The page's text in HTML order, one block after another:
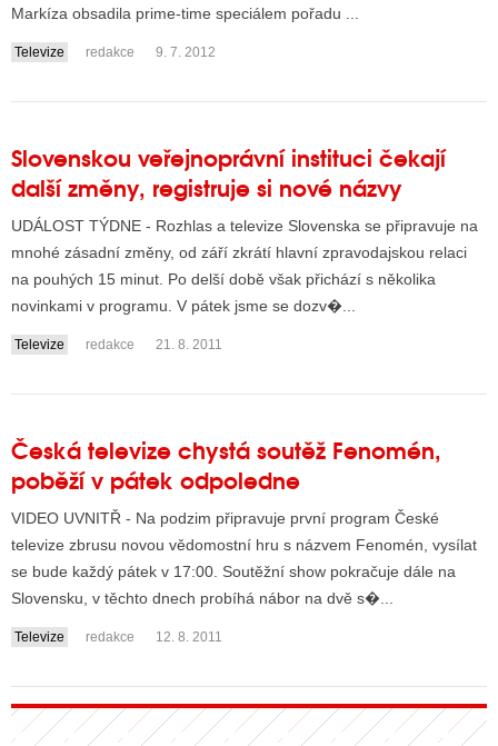
Markíza obsadila prime-time speciálem pořadu ...
Televize redakce 9. 7. 2012
Slovenskou veřejnoprávní instituci čekají
další změny, registruje si nové názvy
UDÁLOST TÝDNE - Rozhlas a televize Slovenska se připravuje na
mnohé zásadní změny, od září zkrátí hlavní zpravodajskou relaci
na pouhých 15 minut. Po delší době však přichází s několika
novinkami v programu. V pátek jsme se dozv�...
Televize redakce 21. 8. 2011
Česká televize chystá soutěž Fenomén,
poběží v pátek odpoledne
VIDEO UVNITŘ - Na podzim připravuje první program České
televize zbrusu novou vědomostní hru s názvem Fenomén, vysílat
se bude každý pátek v 17:00. Soutěžní show pokračuje dále na
Slovensku, v těchto dnech probíhá nábor na dvě s�...
Televize redakce 12. 8. 2011